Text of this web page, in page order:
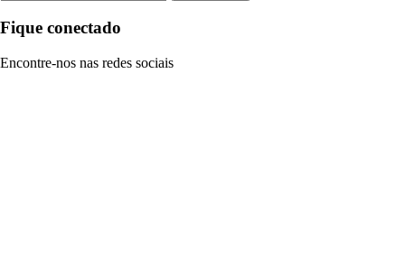
Fique conectado
Encontre-nos nas redes sociais